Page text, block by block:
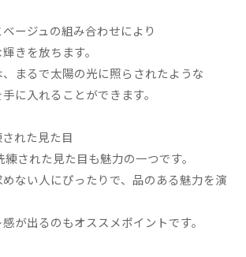
ージュの組み合わせにより
きを放ちます。
まるで太陽の光に照らされたような
に入れることができます。
れた見た目
された見た目も魅力の一つです。
ない人にぴったりで、品のある魅力を演
が出るのもオススメポイントです。